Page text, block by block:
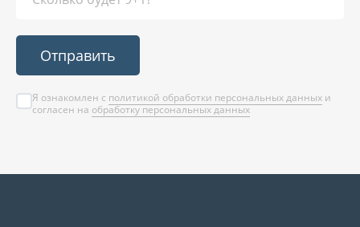
Отправить
Я ознакомлен с политикой обработки персональных данных и
согласен на обработку персональных данных